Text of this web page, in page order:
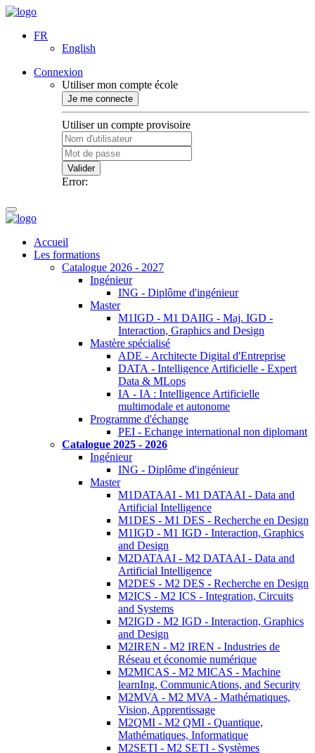
FR
English
Connexion
Utiliser mon compte école
Je me connecte
Utiliser un compte provisoire
Valider
Error:
Accueil
Les formations
Catalogue 2026 - 2027
Ingénieur
ING - Diplôme d'ingénieur
Master
M1IGD - M1 DAIIG - Maj. IGD -
Interaction, Graphics and Design
Mastère spécialisé
ADE - Architecte Digital d'Entreprise
DATA - Intelligence Artificielle - Expert
Data & MLops
IA - IA : Intelligence Artificielle
multimodale et autonome
Programme d'échange
PEI - Echange international non diplomant
Catalogue 2025 - 2026
Ingénieur
ING - Diplôme d'ingénieur
Master
M1DATAAI - M1 DATAAI - Data and
Artificial Intelligence
M1DES - M1 DES - Recherche en Design
M1IGD - M1 IGD - Interaction, Graphics
and Design
M2DATAAI - M2 DATAAI - Data and
Artificial Intelligence
M2DES - M2 DES - Recherche en Design
M2ICS - M2 ICS - Integration, Circuits
and Systems
M2IGD - M2 IGD - Interaction, Graphics
and Design
M2IREN - M2 IREN - Industries de
Réseau et économie numérique
M2MICAS - M2 MICAS - Machine
learnIng, CommunicAtions, and Security
M2MVA - M2 MVA - Mathématiques,
Vision, Apprentissage
M2QMI - M2 QMI - Quantique,
Mathématiques, Informatique
M2SETI - M2 SETI - Systèmes